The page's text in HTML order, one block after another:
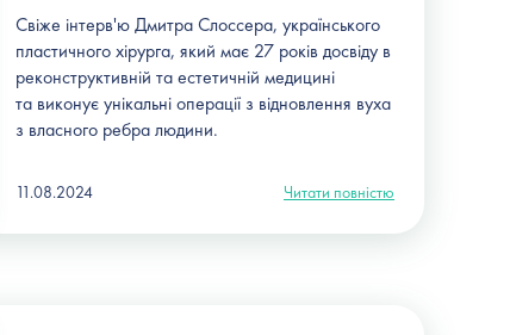
Свіже інтерв'ю Дмитра Слоссера, українського
пластичного хірурга, який має 27 років досвіду в
реконструктивній та естетичній медицині
та виконує унікальні операції з відновлення вуха
з власного ребра людини.
11.08.2024 Читати повністю